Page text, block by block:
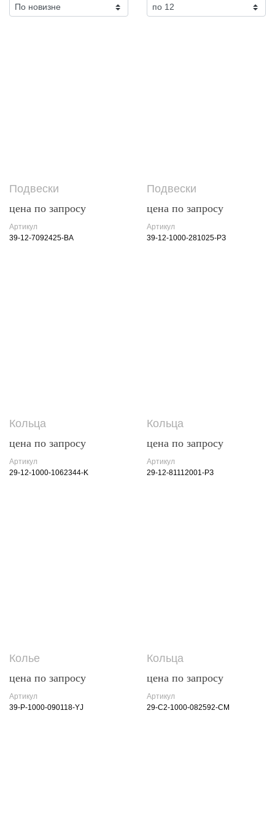
Подвески
цена по запросу
Артикул
39-12-7092425-BA
Подвески
цена по запросу
Артикул
39-12-1000-281025-РЗ
Кольца
цена по запросу
Артикул
29-12-1000-1062344-K
Кольца
цена по запросу
Артикул
29-12-81112001-РЗ
Колье
цена по запросу
Артикул
39-P-1000-090118-YJ
Кольца
цена по запросу
Артикул
29-C2-1000-082592-CM